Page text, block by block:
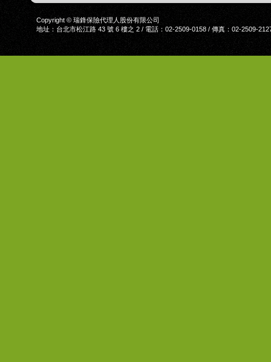
Copyright © 瑞鋒保險代理人股份有限公司
地址：台北市松江路 43 號 6 樓之 2 / 電話：02-2509-0158 / 傳真：02-2509-